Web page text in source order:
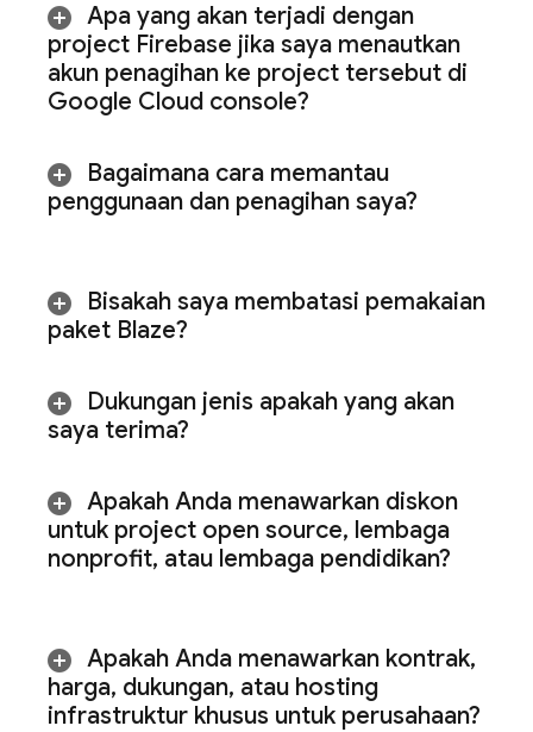
Apa yang akan terjadi dengan
project Firebase jika saya menautkan
akun penagihan ke project tersebut di
Google Cloud console?
Bagaimana cara memantau
penggunaan dan penagihan saya?
Bisakah saya membatasi pemakaian
paket Blaze?
Dukungan jenis apakah yang akan
saya terima?
Apakah Anda menawarkan diskon
untuk project open source, lembaga
nonprofit, atau lembaga pendidikan?
Apakah Anda menawarkan kontrak,
harga, dukungan, atau hosting
infrastruktur khusus untuk perusahaan?